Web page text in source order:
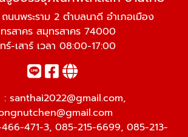
นพระราม 2 ตำบลนาดี อำเภอเมือง
รสาคร สมุทรสาคร 74000
ร์-เสาร์ เวลา 08:00-17:00
: santhai2022@gmail.com,
471-3, 085-215-6699, 085-213-